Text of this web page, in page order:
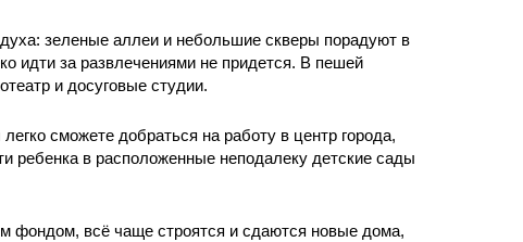
зеленые аллеи и небольшие скверы порадуют в
идти за развлечениями не придется. В пешей
и досуговые студии.
сможете добраться на работу в центр города,
ребенка в расположенные неподалеку детские сады
фондом, всё чаще строятся и сдаются новые дома,